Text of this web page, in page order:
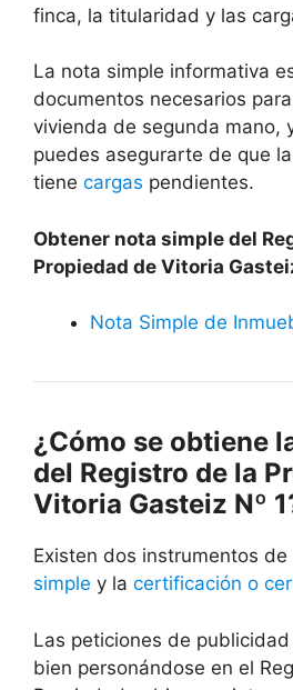
finca, la titularidad y las
La nota simple informativa
documentos necesarios
vivienda de segunda mano,
puedes asegurarte de que
tiene cargas pendientes.
Obtener nota simple del
Propiedad de Vitoria
Nota Simple de
¿Cómo se obtiene
del Registro de la
Vitoria Gasteiz Nº
Existen dos instrumentos
simple y la certificación o
Las peticiones de
bien personándose en el